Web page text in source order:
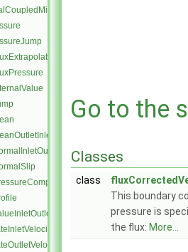
Go to the
Classes
class
This boundary
pressure is
the flux: More...